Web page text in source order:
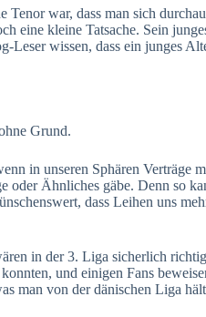
war, dass man sich
eine kleine Tatsache. Sein
Leser wissen, dass ein junges
Grund.
in unseren Sphären Verträge
oder Ähnliches gäbe. Denn so
dass Leihen uns
in der 3. Liga sicherlich
und einigen Fans
man von der dänischen Liga